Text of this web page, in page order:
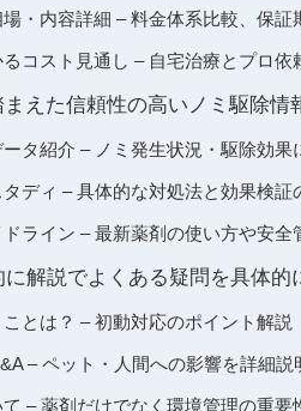
・内容詳細 – 料金体系比較、保
コスト見通し – 自宅治療とプロ
えた信頼性の高いノミ駆除情
タ紹介 – ノミ発生状況・駆除効果
ディ – 具体的な対処法と効果検証
ライン – 最新薬剤の使い方や安全
解説でよくある疑問を具体的
とは？ – 初動対応のポイント解説
– ペット・人間への影響を詳細説
– 薬剤だけでなく環境管理の重要